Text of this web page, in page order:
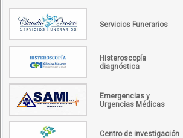
Servicios Funerarios
Histeroscopía
diagnóstica
Emergencias y
Urgencias Médicas
Centro de investigación